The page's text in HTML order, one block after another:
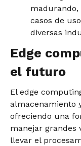
madurando,
casos de
diversas
Edge
el futuro
El edge
almacenamiento
ofreciendo una
manejar grandes
llevar el